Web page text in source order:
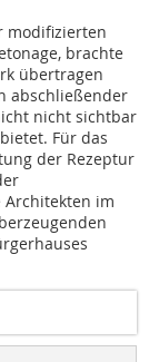
modifizierten
brachte
übertragen
abschließender
nicht sichtbar
Für das
der Rezeptur
im